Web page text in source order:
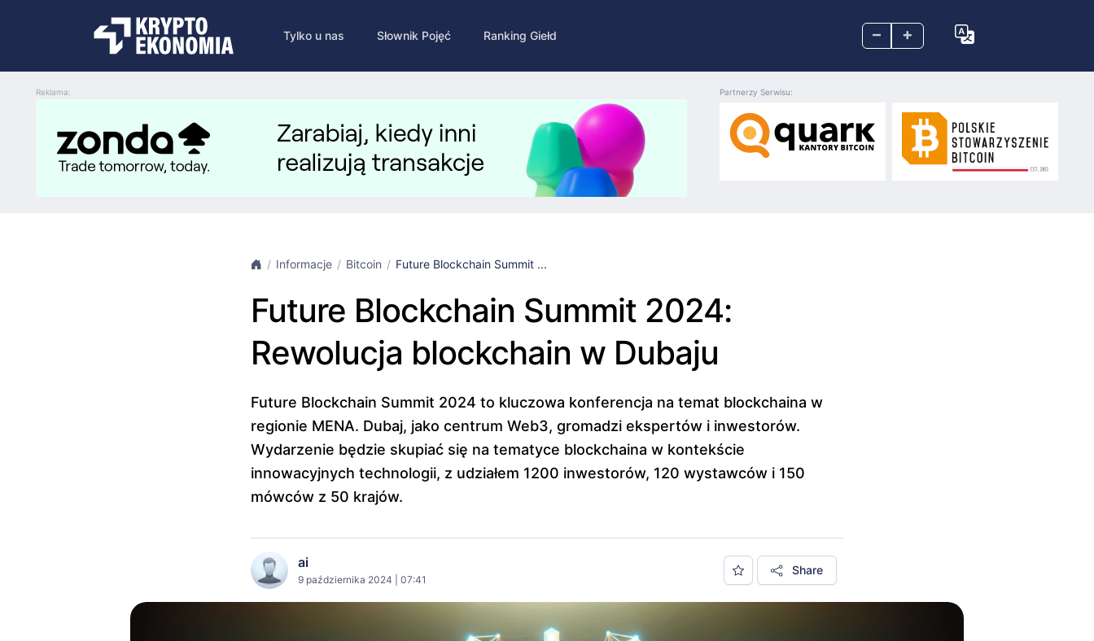
– +
Tylko u nas Słownik Pojęć Ranking Giełd
Reklama: Partnerzy Serwisu:
Informacje Bitcoin Future Blockchain Summit ...
Future Blockchain Summit 2024:
Rewolucja blockchain w Dubaju
Future Blockchain Summit 2024 to kluczowa konferencja na temat blockchaina w
regionie MENA. Dubaj, jako centrum Web3, gromadzi ekspertów i inwestorów.
Wydarzenie będzie skupiać się na tematyce blockchaina w kontekście
innowacyjnych technologii, z udziałem 1200 inwestorów, 120 wystawców i 150
mówców z 50 krajów.
ai
9 października 2024 | 07:41
Share